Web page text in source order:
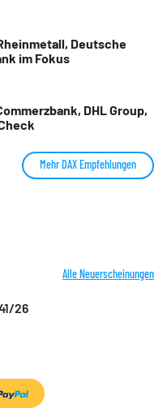
Deutsche
im Fokus
DHL Group,
Mehr DAX Empfehlungen
Alle Neuerscheinungen
26